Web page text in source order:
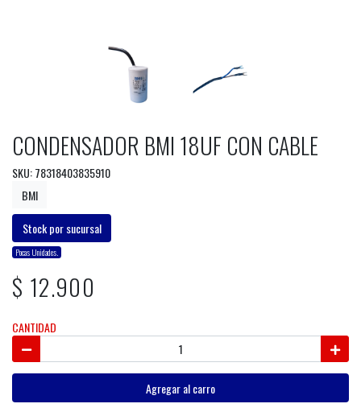
CONDENSADOR BMI 18UF CON CABLE
SKU: 78318403835910
BMI
Stock por sucursal
Pocas Unidades.
$ 12.900
CANTIDAD
Agregar al carro